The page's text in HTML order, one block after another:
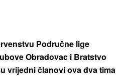
Područne lige
Obradovac i Bratstvo
vrijedni članovi ova dva tima